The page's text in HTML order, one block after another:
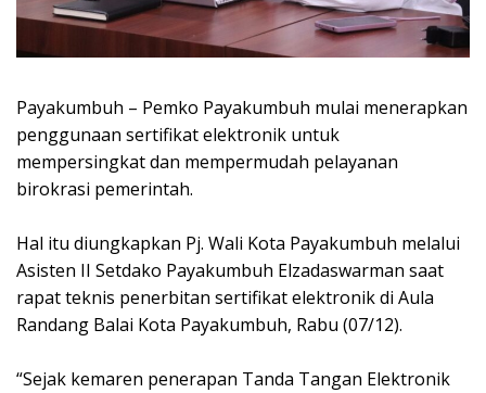
Payakumbuh – Pemko Payakumbuh mulai menerapkan
penggunaan sertifikat elektronik untuk
mempersingkat dan mempermudah pelayanan
birokrasi pemerintah.
Hal itu diungkapkan Pj. Wali Kota Payakumbuh melalui
Asisten II Setdako Payakumbuh Elzadaswarman saat
rapat teknis penerbitan sertifikat elektronik di Aula
Randang Balai Kota Payakumbuh, Rabu (07/12).
“Sejak kemaren penerapan Tanda Tangan Elektronik